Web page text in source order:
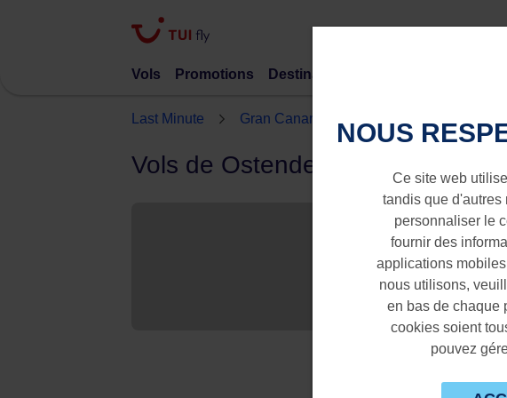
Vols Promotions Destinations
Last Minute Gran Canaria
Vols de Ostende-Bruges vers
NOUS
Ce site web
tandis que d'autres
personnaliser le
fournir des
applications
nous utilisons,
en bas de chaque
cookies soient
pouvez